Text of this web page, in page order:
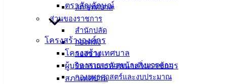
สภาเทศบาล
ส่วนของราชการ
สำนักปลัด
กองคลัง
กองช่าง
กองสาธารณสุขและสิ่งแวดล้อม
กองยุทธศาสตร์และงบประมาณ
ตราสัญลักษณ์
โครงสร้างองค์กร
โครงสร้างเทศบาล
ผู้บริหารและหัวหน้าส่วนราชการ
สภาเทศบาล
เมืองอ่าง